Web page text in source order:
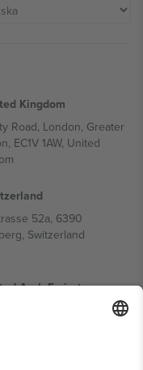
Kingdom
Road, London, Greater
EC1V 1AW, United
52a, 6390
Switzerland
Arab Emirates
Silicon Oasis, DDP